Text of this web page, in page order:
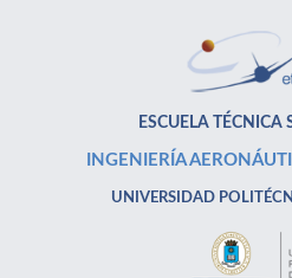
ESCUELA TÉCNICA
INGENIERÍA
UNIVERSIDAD